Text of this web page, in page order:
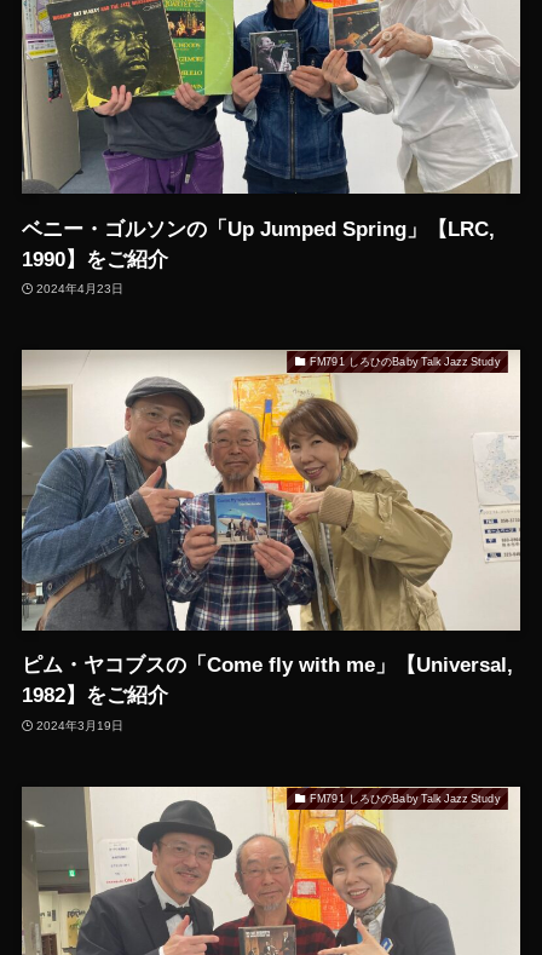
ベニー・ゴルソンの「Up Jumped Spring」【LRC,
1990】をご紹介
2024年4月23日
FM791 しろひのBaby Talk Jazz Study
ピム・ヤコブスの「Come fly with me」【Universal,
1982】をご紹介
2024年3月19日
FM791 しろひのBaby Talk Jazz Study